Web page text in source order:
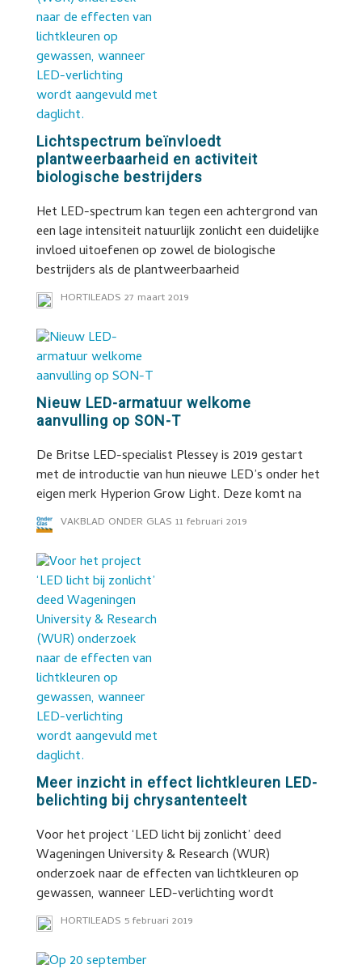
Lichtspectrum beïnvloedt
plantweerbaarheid en activiteit
biologische bestrijders
Het LED-spectrum kan tegen een achtergrond van
een lage intensiteit natuurlijk zonlicht een duidelijke
invloed uitoefenen op zowel de biologische
bestrijders als de plantweerbaarheid
HORTILEADS 27 maart 2019
Nieuw LED-armatuur welkome
aanvulling op SON-T
De Britse LED-specialist Plessey is 2019 gestart
met de introductie van hun nieuwe LED’s onder het
eigen merk Hyperion Grow Light. Deze komt na
VAKBLAD ONDER GLAS 11 februari 2019
Meer inzicht in effect lichtkleuren LED-
belichting bij chrysantenteelt
Voor het project ‘LED licht bij zonlicht’ deed
Wageningen University & Research (WUR)
onderzoek naar de effecten van lichtkleuren op
gewassen, wanneer LED-verlichting wordt
HORTILEADS 5 februari 2019